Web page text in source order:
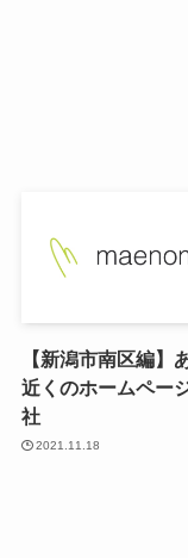
【新潟市南区編】
近くのホームペー
社
2021.11.18